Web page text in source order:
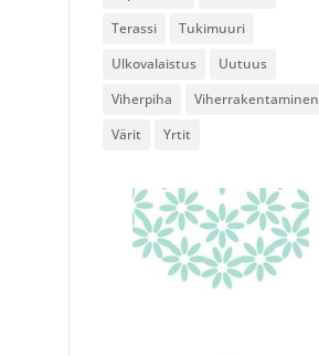
Terassi
Tukimuuri
Ulkovalaistus
Uutuus
Viherpiha
Viherrakentaminen
Värit
Yrtit